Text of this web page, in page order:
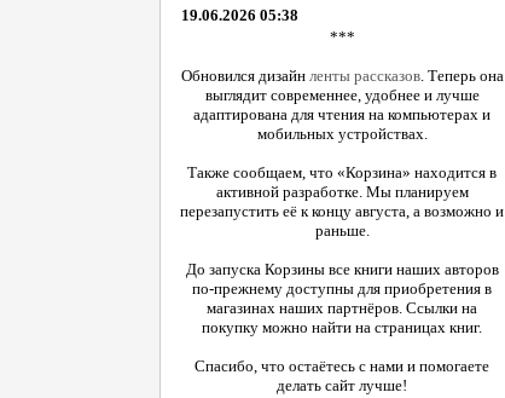
19.06.2026 05:38
***
Обновился дизайн ленты рассказов. Теперь она
выглядит современнее, удобнее и лучше
адаптирована для чтения на компьютерах и
мобильных устройствах.
Также сообщаем, что «Корзина» находится в
активной разработке. Мы планируем
перезапустить её к концу августа, а возможно и
раньше.
До запуска Корзины все книги наших авторов
по-прежнему доступны для приобретения в
магазинах наших партнёров. Ссылки на
покупку можно найти на страницах книг.
Спасибо, что остаётесь с нами и помогаете
делать сайт лучше!